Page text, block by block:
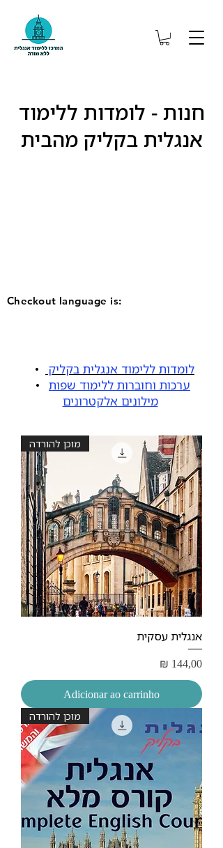
חנות - לומדות ללימוד
אנגלית בקליק מהבית
Checkout language is:
לומדות ללימוד אנגלית בקליק
•
ערכות וחוברות ללימוד שפות •
מילונים אלקטרונים
מוכן להורדה
אנגלית עסקית
Preço
₪ 144,00
Adicionar ao carrinho
מוכן להורדה